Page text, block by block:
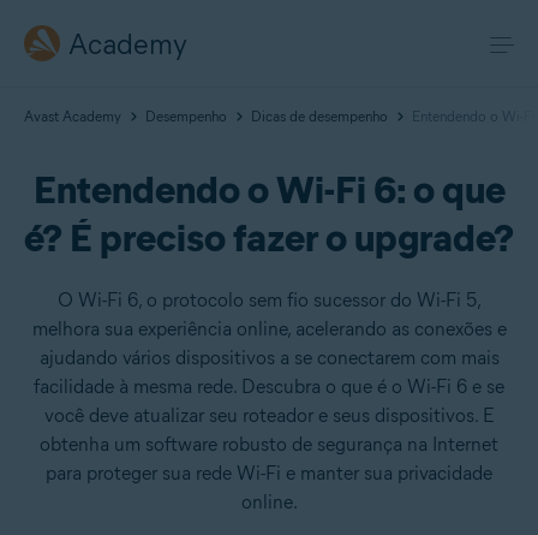
Academy
Avast Academy Desempenho Dicas de desempenho Entendendo o Wi-
Entendendo o Wi-Fi 6: o que
é? É preciso fazer o upgrade?
O Wi-Fi 6, o protocolo sem fio sucessor do Wi-Fi 5,
melhora sua experiência online, acelerando as conexões e
ajudando vários dispositivos a se conectarem com mais
facilidade à mesma rede. Descubra o que é o Wi-Fi 6 e se
você deve atualizar seu roteador e seus dispositivos. E
obtenha um software robusto de segurança na Internet
para proteger sua rede Wi-Fi e manter sua privacidade
online.